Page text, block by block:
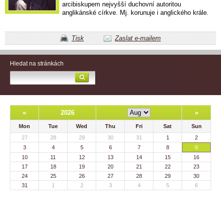
arcibiskupem nejvyšší duchovní autoritou
anglikánské církve. Mj. korunuje i anglického krále.
Tisk Zaslat e-mailem
Hledat na stránkách
« 2026 »
Mon Tue Wed Thu Fri Sat
Sun
27
28 29 30 31 1
2
3
4 5 6 7 8
9
10
11 12 13 14 15
16
17
18 19 20 21 22
23
24
25 26 27 28 29
30
31
1 2 3 4 5 6